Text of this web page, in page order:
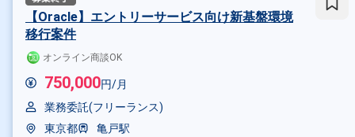
【Oracle】エントリーサービス向け新基盤環境
移行案件
オンライン商談OK
750,000円/月
業務委託(フリーランス)
東京都
亀戸駅